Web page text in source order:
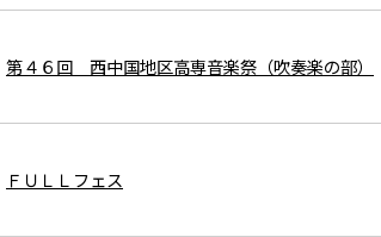
第４６回 西中国地区高専音楽祭（吹奏楽の部）
ＦＵＬＬフェス